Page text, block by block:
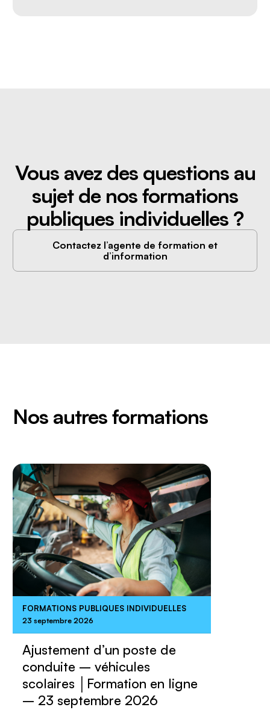
Vous avez des questions au
sujet de nos formations
publiques individuelles ?
Contactez l’agente de formation et
d’information
Nos autres formations
FORMATIONS PUBLIQUES INDIVIDUELLES
23 septembre 2026
Ajustement d’un poste de
conduite – véhicules
scolaires │Formation en ligne
– 23 septembre 2026